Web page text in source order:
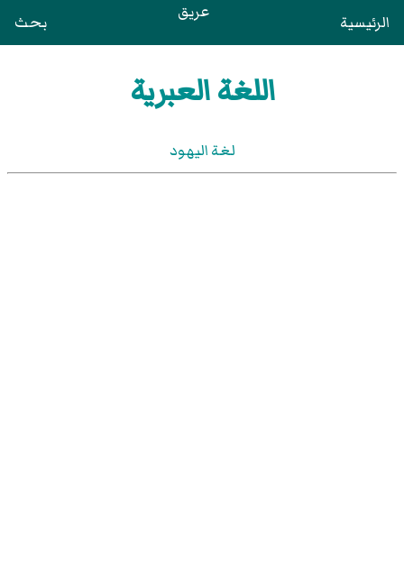
الرئيسية عريق بحث
اللغة العبرية
لغة اليهود